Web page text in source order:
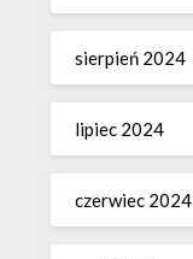
sierpień 2024
lipiec 2024
czerwiec 2024